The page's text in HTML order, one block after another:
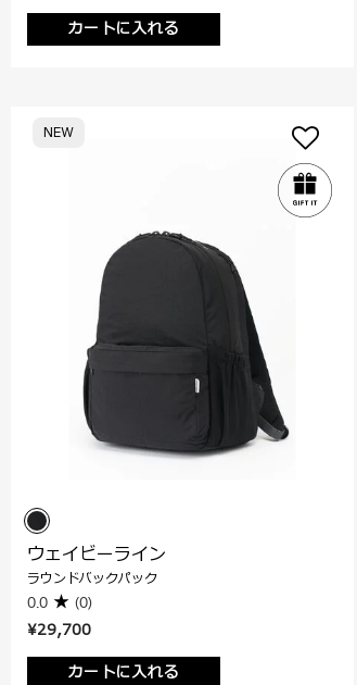
カートに入れる
¥29,700
カートに入れる
NEW
ウェイビーライン
ラウンドバックパック
0.0 (0)